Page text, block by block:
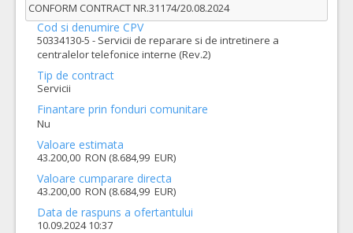
CONFORM CONTRACT NR.31174/20.08.2024
Cod si denumire CPV
50334130-5 - Servicii de reparare si de intretinere a
centralelor telefonice interne (Rev.2)
Tip de contract
Servicii
Finantare prin fonduri comunitare
Nu
Valoare estimata
43.200,00 RON (8.684,99 EUR)
Valoare cumparare directa
43.200,00 RON (8.684,99 EUR)
Data de raspuns a ofertantului
10.09.2024 10:37